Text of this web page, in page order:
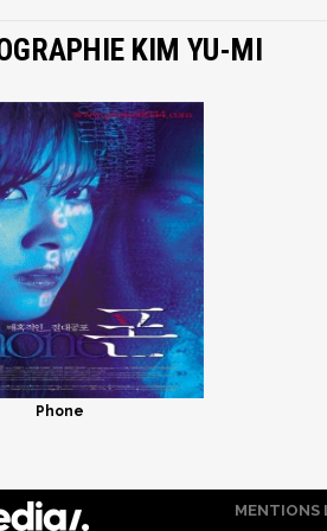
KIM YU-MI
Phone
MENTIONS